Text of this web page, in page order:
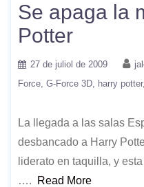
Se apaga la
Potter
27 de juliol de 2009
Force G-Force 3D harry potter
La llegada a las salas
desbancado a Harry
liderato en taquilla, y
….
Read More